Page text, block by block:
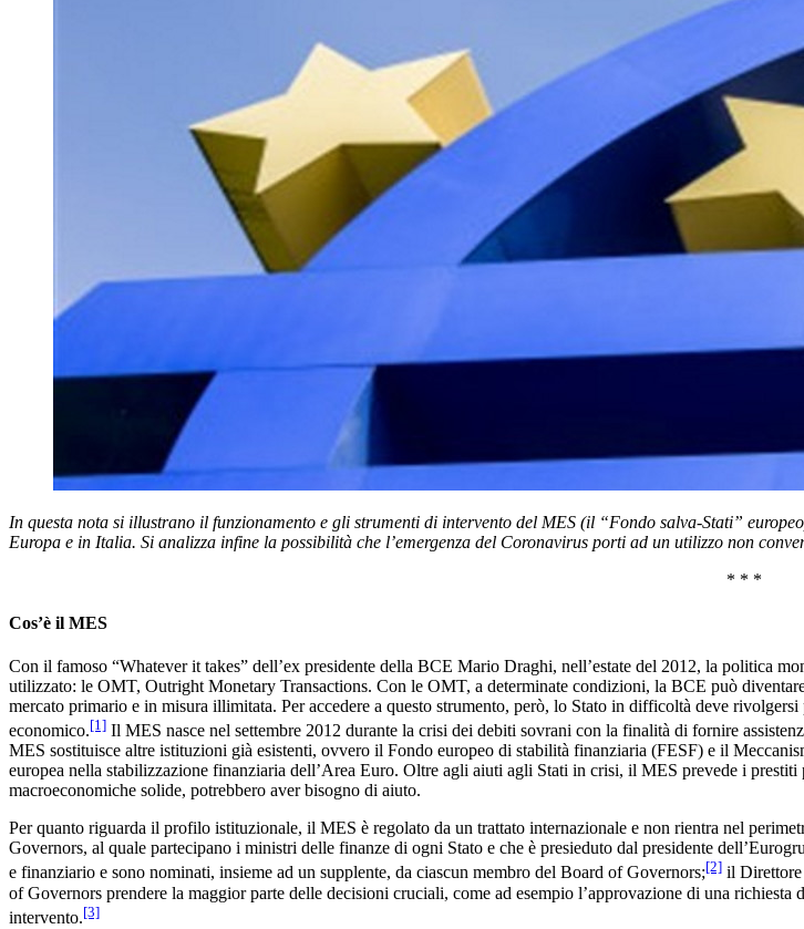
In questa nota si illustrano il funzionamento e gli strumenti di intervento del MES (il “Fondo salva-Stati”
Europa e in Italia. Si analizza infine la possibilità che l’emergenza del Coronavirus porti ad un utilizzo non
* * *
Cos’è il MES
Con il famoso “Whatever it takes” dell’ex presidente della BCE Mario Draghi, nell’estate del 2012, la politica
utilizzato: le OMT, Outright Monetary Transactions. Con le OMT, a determinate condizioni, la BCE può
mercato primario e in misura illimitata. Per accedere a questo strumento, però, lo Stato in difficoltà deve
economico.[1] Il MES nasce nel settembre 2012 durante la crisi dei debiti sovrani con la finalità di fornire
MES sostituisce altre istituzioni già esistenti, ovvero il Fondo europeo di stabilità finanziaria (FESF) e il
europea nella stabilizzazione finanziaria dell’Area Euro. Oltre agli aiuti agli Stati in crisi, il MES prevede i
macroeconomiche solide, potrebbero aver bisogno di aiuto.
Per quanto riguarda il profilo istituzionale, il MES è regolato da un trattato internazionale e non rientra nel
Governors, al quale partecipano i ministri delle finanze di ogni Stato e che è presieduto dal presidente
e finanziario e sono nominati, insieme ad un supplente, da ciascun membro del Board of Governors;[2] il Direttore
of Governors prendere la maggior parte delle decisioni cruciali, come ad esempio l’approvazione di una
intervento.[3]